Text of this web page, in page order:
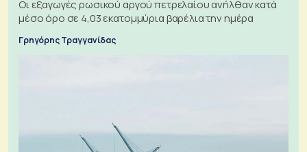
Οι εξαγωγές ρωσικού αργού πετρελαίου ανήλθαν κατά
μέσο όρο σε 4,03 εκατομμύρια βαρέλια την ημέρα
Γρηγόρης Τραγγανίδας